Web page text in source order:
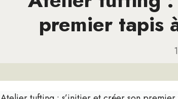
premier tapis